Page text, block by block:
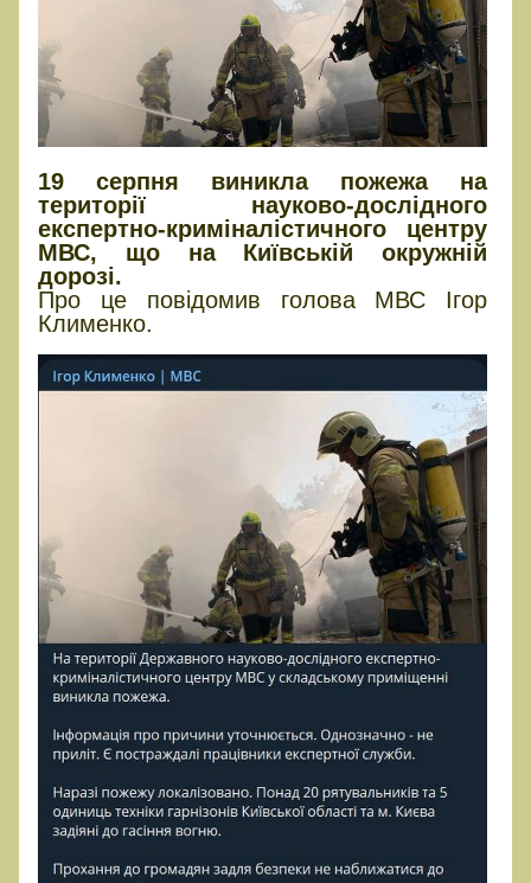
19 серпня виникла пожежа на
території науково-дослідного
експертно-криміналістичного центру
МВС, що на Київській окружній
дорозі.
Про це повідомив голова МВС Ігор
Клименко.